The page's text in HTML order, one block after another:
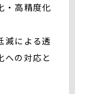
・⾼精度化
減による透
への対応と